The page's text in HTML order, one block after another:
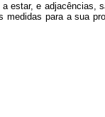
estar, e adjacências,
para a sua